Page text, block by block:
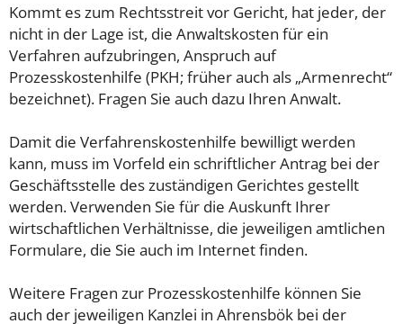
Kommt es zum Rechtsstreit vor Gericht, hat jeder, der
nicht in der Lage ist, die Anwaltskosten für ein
Verfahren aufzubringen, Anspruch auf
Prozesskostenhilfe (PKH; früher auch als „Armenrecht“
bezeichnet). Fragen Sie auch dazu Ihren Anwalt.
Damit die Verfahrenskostenhilfe bewilligt werden
kann, muss im Vorfeld ein schriftlicher Antrag bei der
Geschäftsstelle des zuständigen Gerichtes gestellt
werden. Verwenden Sie für die Auskunft Ihrer
wirtschaftlichen Verhältnisse, die jeweiligen amtlichen
Formulare, die Sie auch im Internet finden.
Weitere Fragen zur Prozesskostenhilfe können Sie
auch der jeweiligen Kanzlei in Ahrensbök bei der